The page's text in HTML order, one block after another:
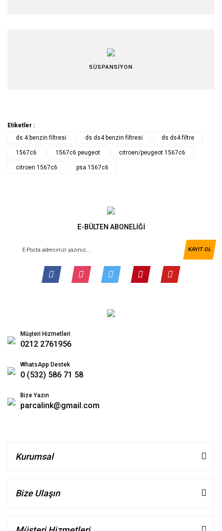
SÜSPANSİYON
Etiketler :
ds 4 benzin filtresi
ds ds4 benzin filtresi ds ds4 filtre
1567c6 1567c6 peugeot citroen/peugeot 1567c6
citroen 1567c6 psa 1567c6
E-BÜLTEN ABONELİĞİ
KAYIT OL
Müşteri Hizmetleri
0212 2761956
WhatsApp Destek
0 (532) 586 71 58
Bize Yazın
parcalink@gmail.com
Kurumsal
Bize Ulaşın